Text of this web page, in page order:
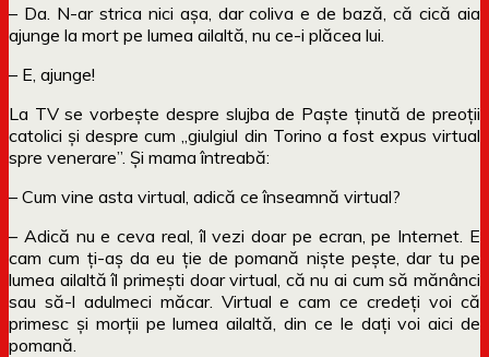
– Da. N-ar strica nici așa, dar coliva e de bază, că cică aia
ajunge la mort pe lumea ailaltă, nu ce-i plăcea lui.
– E, ajunge!
La TV se vorbește despre slujba de Paște ținută de preoții
catolici și despre cum „giulgiul din Torino a fost expus virtual
spre venerare”. Și mama întreabă:
– Cum vine asta virtual, adică ce înseamnă virtual?
– Adică nu e ceva real, îl vezi doar pe ecran, pe Internet. E
cam cum ți-aș da eu ție de pomană niște pește, dar tu pe
lumea ailaltă îl primești doar virtual, că nu ai cum să mănânci
sau să-l adulmeci măcar. Virtual e cam ce credeți voi că
primesc și morții pe lumea ailaltă, din ce le dați voi aici de
pomană.